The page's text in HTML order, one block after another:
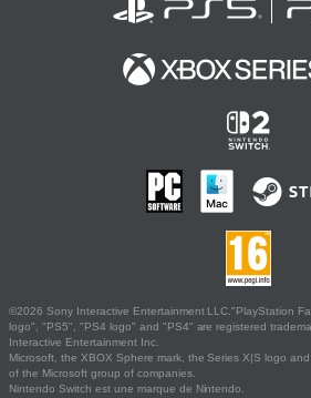
©2026 Sony Interactive Entertainment LLC."PlayStation
logo", "PS5", "PS4 logo" and "PS4" are registered
Interactive Entertainment Inc.
Microsoft, the XBOX Sphere mark, the Series X|S logo
of the Microsoft group of companies.
Nintendo Switch est une marque de Nintendo.